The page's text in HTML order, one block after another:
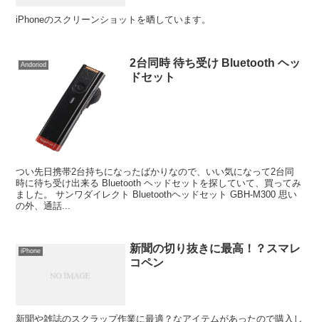
iPhoneのスクリーンショットを晒しています。
Andoriod
2台同時 待ち受け Bluetooth ヘッ
ドセット
つい先日携帯2台持ちになったばかりなので、いい気になって2台同
時に待ち受け出来る Bluetooth ヘッドセットを探していて、買ってみ
ました。 サンワダイレクト Bluetoothヘッドセット GBH-M300 思い
の外、通話...
iPhone
新聞の切り抜きに最高！？スマレ
コペン
新聞や雑誌のスクラップ作業に最適？なアイテムがあったので購入し